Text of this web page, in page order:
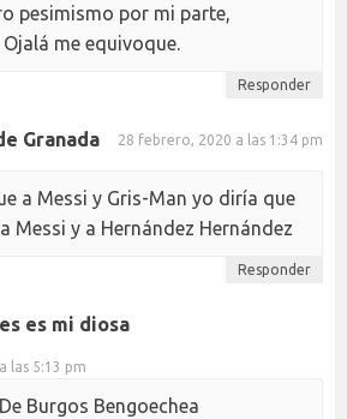
pesimismo por mi parte,
me equivoque.
Responder
Granada 28 febrero, 2020 a las 1:34 pm
a Messi y Gris-Man yo diría que
Messi y a Hernández Hernández
Responder
es mi diosa
las 5:13 pm
Burgos Bengoechea